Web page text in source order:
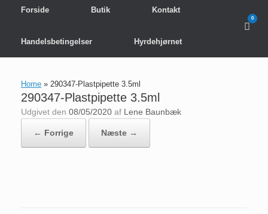
Forside Butik Kontakt
Handelsbetingelser Hyrdehjørnet
View
0
Home » 290347-Plastpipette 3.5ml
290347-Plastpipette 3.5ml
Udgivet den 08/05/2020 af Lene Baunbæk
← Forrige Næste →